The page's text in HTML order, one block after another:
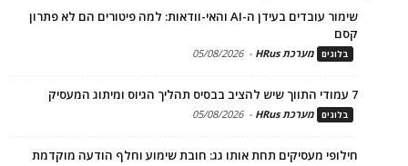
שימור עובדים בעידן ה-AI והאי-וודאות: למה פיטורים הם לא פתרון
קסם
בלוגים מערכת HRus -
05/08/2026
7 עמודי התווך שיש להציב בבסיס תהליך הגיוס ומיתוג המעסיק
בלוגים מערכת HRus -
05/08/2026
חילופי מעסיקים תחת אותו גג: חובת שימוע וחלף הודעה מוקדמת